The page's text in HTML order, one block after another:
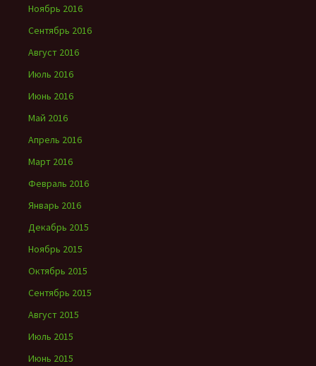
Ноябрь 2016
Сентябрь 2016
Август 2016
Июль 2016
Июнь 2016
Май 2016
Апрель 2016
Март 2016
Февраль 2016
Январь 2016
Декабрь 2015
Ноябрь 2015
Октябрь 2015
Сентябрь 2015
Август 2015
Июль 2015
Июнь 2015